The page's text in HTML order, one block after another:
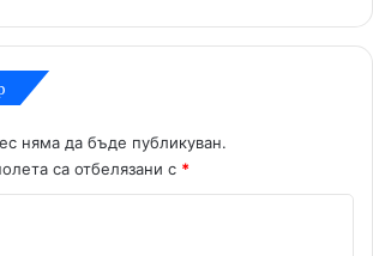
няма да бъде публикуван.
са отбелязани с *